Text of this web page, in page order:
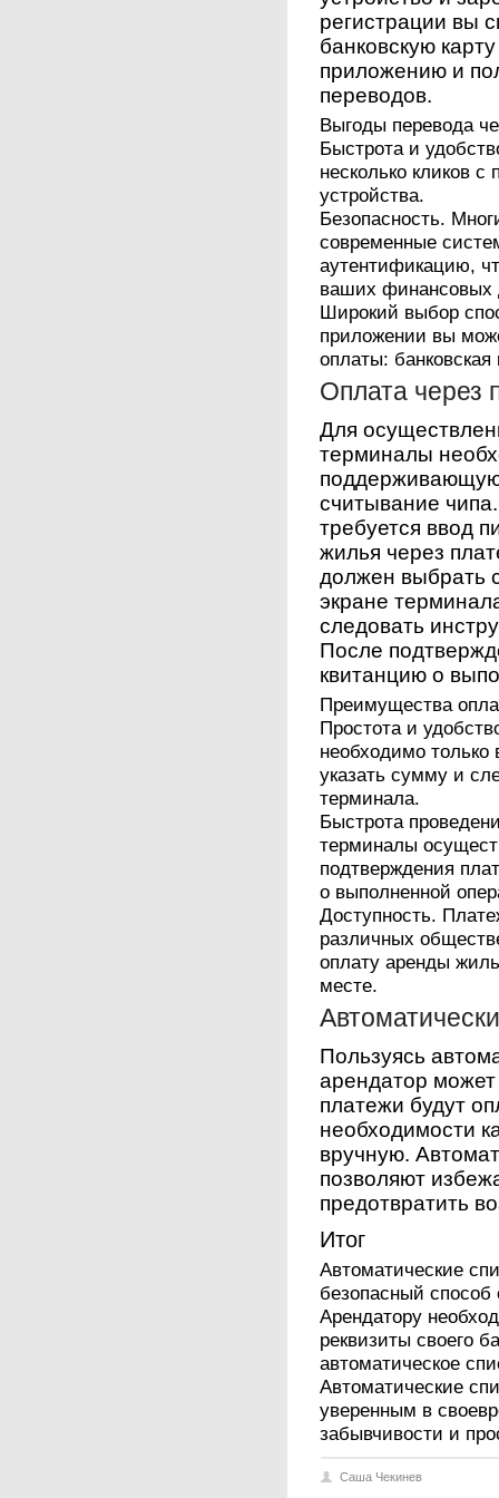
регистрации вы
банковскую
приложению и
переводов.
Выгоды перевода
Быстрота и
несколько кликов
устройства.
Безопасность.
современные
аутентификацию,
ваших финансовых
Широкий выбор
приложении вы
оплаты:
Оплата через
Для
терминалы
поддерживающую
считывание
требуется ввод
жилья через
должен выбрать
экране
следовать
После
квитанцию о
Преимущества
Простота и
необходимо
указать сумму и
терминала.
Быстрота
терминалы
подтверждения
о выполненной
Доступность.
различных
оплату аренды
месте.
Пользуясь
арендатор
платежи будут
необходимости
вручную.
позволяют
предотвратить
Итог
Автоматические
безопасный
Арендатору
реквизиты своего
автоматическое
Автоматические
уверенным в
забывчивости и
Саша Чекинев